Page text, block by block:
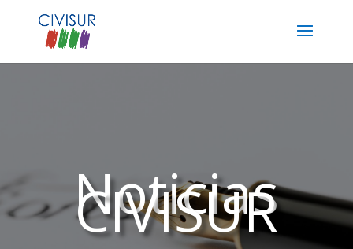
Noticias
CIVISUR